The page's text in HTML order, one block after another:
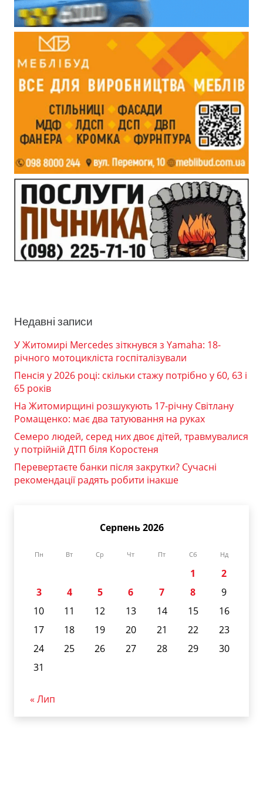
Недавні записи
У Житомирі Mercedes зіткнувся з Yamaha: 18-
річного мотоцикліста госпіталізували
Пенсія у 2026 році: скільки стажу потрібно у 60, 63 і
65 років
На Житомирщині розшукують 17-річну Світлану
Ромащенко: має два татуювання на руках
Семеро людей, серед них двоє дітей, травмувалися
у потрійній ДТП біля Коростеня
Перевертаєте банки після закрутки? Сучасні
рекомендації радять робити інакше
Серпень 2026
Пн Вт Ср Чт Пт Сб Нд
1
2
3
4 5 6 7 8
9
10
11 12 13 14 15
16
17
18 19 20 21 22
23
24
25 26 27 28 29
30
31
« Лип